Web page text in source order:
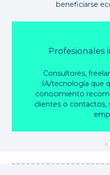
beneficiarse
Profesionales
Consultores,
IA/tecnología que
conocimiento
clientes o contactos,
‹